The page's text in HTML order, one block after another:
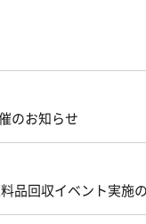
のお知らせ
品回収イベント実施